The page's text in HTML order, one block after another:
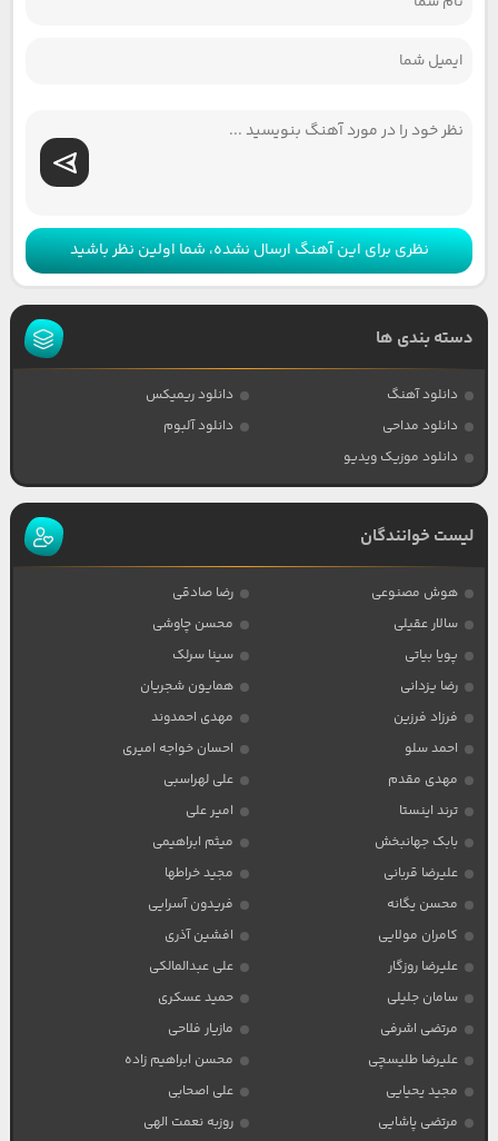
نظری برای این آهنگ ارسال نشده، شما اولین نظر باشید
دسته بندی ها
دانلود آهنگ
دانلود ریمیکس
دانلود مداحی
دانلود آلبوم
دانلود موزیک ویدیو
لیست خوانندگان
هوش مصنوعی
رضا صادقی
سالار عقیلی
محسن چاوشی
پویا بیاتی
سینا سرلک
رضا یزدانی
همایون شجریان
فرزاد فرزین
مهدی احمدوند
احمد سلو
احسان خواجه امیری
مهدی مقدم
علی لهراسبی
ترند اینستا
امیر علی
بابک جهانبخش
میثم ابراهیمی
علیرضا قربانی
مجید خراطها
محسن یگانه
فریدون آسرایی
کامران مولایی
افشین آذری
علیرضا روزگار
علی عبدالمالکی
سامان جلیلی
حمید عسکری
مرتضی اشرفی
مازیار فلاحی
علیرضا طلیسچی
محسن ابراهیم زاده
مجید یحیایی
علی اصحابی
مرتضی پاشایی
روزبه نعمت الهی